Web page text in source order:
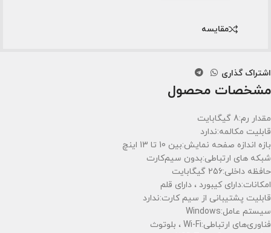
مقایسه
اشتراک گذاری
مشخصات محصول
مقدار رم:8 گیگابایت
قابلیت مکالمه:ندارد
بازه اندازه صفحه نمایش:بین 10 تا 13 اینچ
شبکه های ارتباطی:بدون سیم‌کارت
حافظه داخلی:256 گیگابایت
امکانات:دارای کیبورد ، دارای قلم
قابلیت پشتیبانی از سیم کارت:ندارد
سیستم عامل:Windows
فناوری‌های ارتباطی:Wi-Fi ، بلوتوث